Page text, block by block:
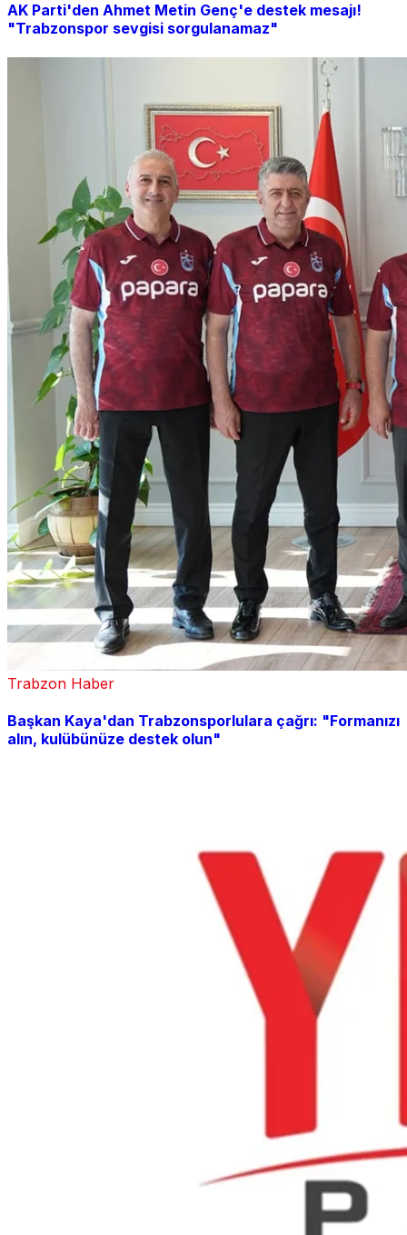
AK Parti'den Ahmet Metin Genç'e destek mesajı!
"Trabzonspor sevgisi sorgulanamaz"
Trabzon Haber
Başkan Kaya'dan Trabzonsporlulara çağrı: "Formanızı
alın, kulübünüze destek olun"